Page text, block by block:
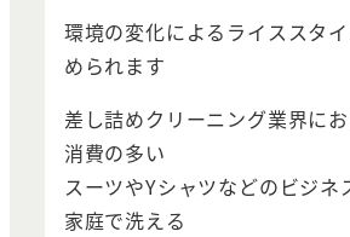
環境の変化によるライススタ
められます
差し詰めクリーニング業界に
消費の多い
スーツやYシャツなどのビジネ
家庭で洗える